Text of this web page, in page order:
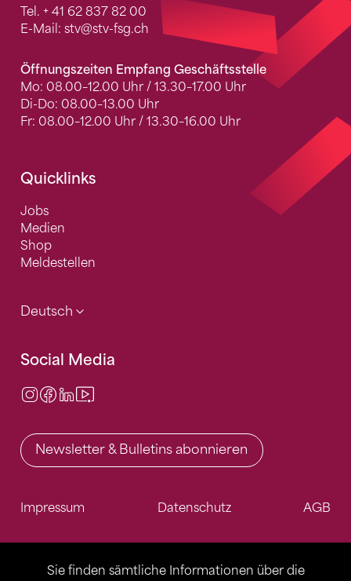
Sie finden sämtliche Informationen über die
Tel. + 41 62 837 82 00
E-Mail: stv@stv-fsg.ch
Öffnungszeiten Empfang Geschäftsstelle
Mo: 08.00–12.00 Uhr / 13.30–17.00 Uhr
Di-Do: 08.00–13.00 Uhr
Fr: 08.00–12.00 Uhr / 13.30–16.00 Uhr
Quicklinks
Jobs
Medien
Shop
Meldestellen
Deutsch
Social Media
Instagram
Facebook
LinkedIn
Newsletter & Bulletins abonnieren
Impressum Datenschutz AGB